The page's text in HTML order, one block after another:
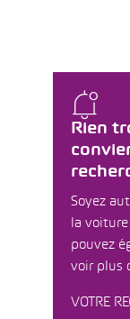
Rien
Soyez
la
pouvez
voir plus
VOTRE